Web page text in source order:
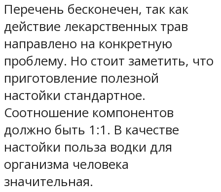
Перечень бесконечен, так как
действие лекарственных трав
направлено на конкретную
проблему. Но стоит заметить, что
приготовление полезной
настойки стандартное.
Соотношение компонентов
должно быть 1:1. В качестве
настойки польза водки для
организма человека
значительная.